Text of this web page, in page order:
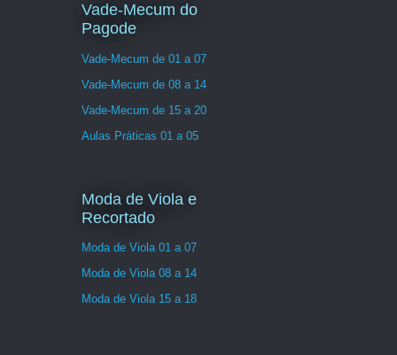
Vade-Mecum do
Pagode
Vade-Mecum de 01 a 07
Vade-Mecum de 08 a 14
Vade-Mecum de 15 a 20
Aulas Práticas 01 a 05
Moda de Viola e
Recortado
Moda de Viola 01 a 07
Moda de Viola 08 a 14
Moda de Viola 15 a 18